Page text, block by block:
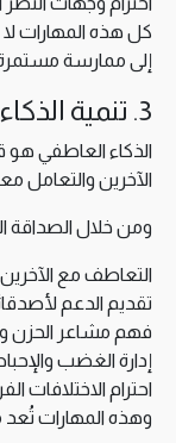
كل هذه المهارات
إلى ممارسة مستمرة
3. تنمية الذكاء العاطفي
الذكاء العاطفي
الآخرين والتعامل
ومن خلال الصداقة
التعاطف مع
تقديم الدعم
فهم مشاعر الحزن
إدارة الغضب
احترام الاختلافات
وهذه المهارات تُعد